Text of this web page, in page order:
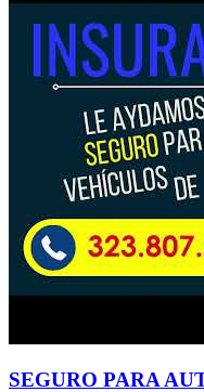
SEGURO PARA